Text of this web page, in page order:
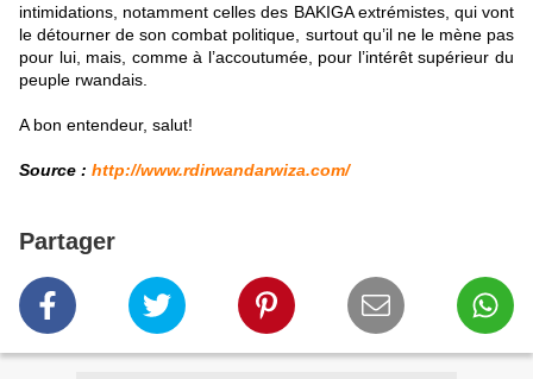
intimidations, notamment celles des BAKIGA extrémistes, qui vont
le détourner de son combat politique, surtout qu’il ne le mène pas
pour lui, mais, comme à l’accoutumée, pour l’intérêt supérieur du
peuple rwandais.
A bon entendeur, salut!
Source : http://www.rdirwandarwiza.com/
Partager